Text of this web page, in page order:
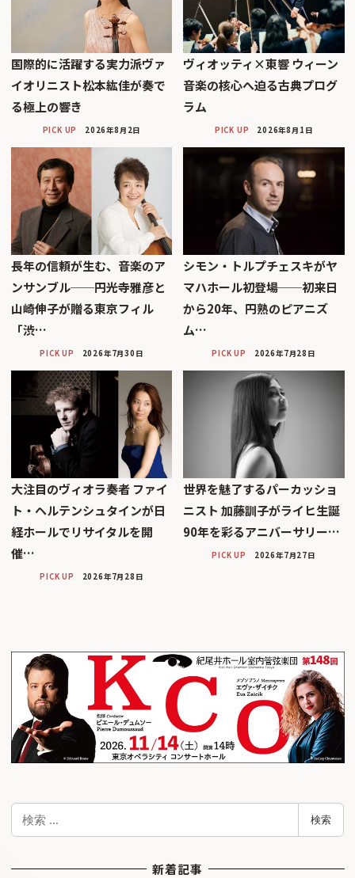
国際的に活躍する実力派ヴァ
イオリニスト松本紘佳が奏で
る極上の響き
PICK UP 2026年8月2日
ヴィオッティ×東響 ウィーン
音楽の核心へ迫る古典プログ
ラム
PICK UP 2026年8月1日
長年の信頼が生む、音楽のア
ンサンブル──円光寺雅彦と
山崎伸子が贈る東京フィル
「渋…
PICK UP 2026年7月30日
シモン・トルプチェスキがヤ
マハホール初登場──初来日
から20年、円熟のピアニズ
ム…
PICK UP 2026年7月28日
大注目のヴィオラ奏者 ファイ
ト・ヘルテンシュタインが日
経ホールでリサイタルを開
催…
PICK UP 2026年7月28日
世界を魅了するパーカッショ
ニスト 加藤訓子がライヒ生誕
90年を彩るアニバーサリー…
PICK UP 2026年7月27日
検
検索
新着記事